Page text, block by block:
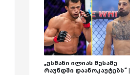
„უსმანი ილიას მესამე
რაუნდში დაანოკაუტებს“ |